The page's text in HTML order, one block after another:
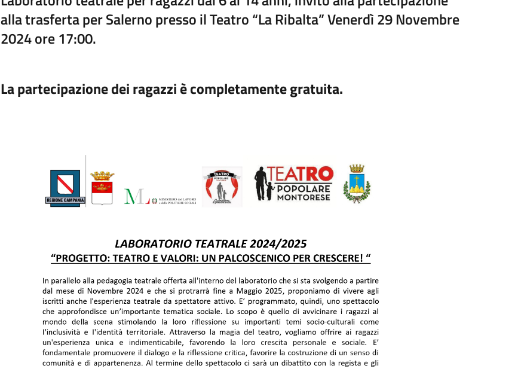
alla trasferta per Salerno presso il Teatro “La Ribalta” Venerdì 29 Novembre
2024 ore 17:00.
La partecipazione dei ragazzi è completamente gratuita.